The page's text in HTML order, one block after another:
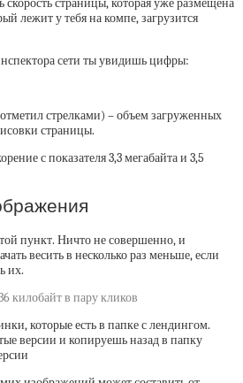
лежит у тебя на компе, загрузится
сети ты увидишь цифры:
стрелками) – объем загруженных
страницы.
с показателя 3,3 мегабайта и 3,5
пункт. Ничто не совершенно, и
весить в несколько раз меньше, если
их.
килобайт в пару кликов
которые есть в папке с лендингом.
версии и копируешь назад в папку